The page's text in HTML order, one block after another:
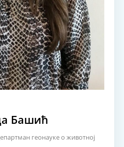
Башић
геонауке о животној